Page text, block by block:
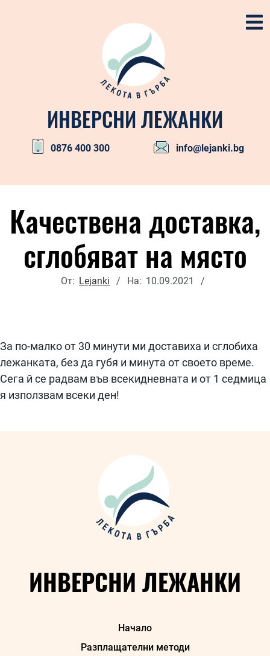
ИНВЕРСНИ ЛЕЖАНКИ
0876 400 300 info@lejanki.bg
MenuКачествена доставка,
сглобяват на място
От: Lejanki На: 10.09.2021
За по-малко от 30 минути ми доставиха и сглобиха
лежанката, без да губя и минута от своето време.
Сега й се радвам във всекидневната и от 1 седмица
я използвам всеки ден!
ИНВЕРСНИ ЛЕЖАНКИ
Начало
Разплащателни методи